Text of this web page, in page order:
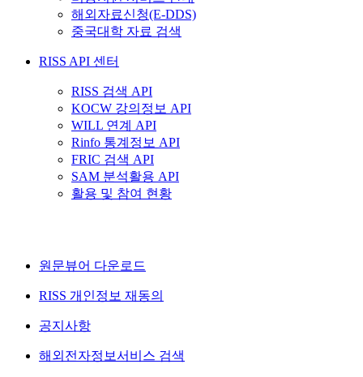
해외자료신청(E-DDS)
중국대학 자료 검색
RISS API 센터
RISS 검색 API
KOCW 강의정보 API
WILL 연계 API
Rinfo 통계정보 API
FRIC 검색 API
SAM 분석활용 API
활용 및 참여 현황
원문뷰어 다운로드
RISS 개인정보 재동의
공지사항
해외전자정보서비스 검색